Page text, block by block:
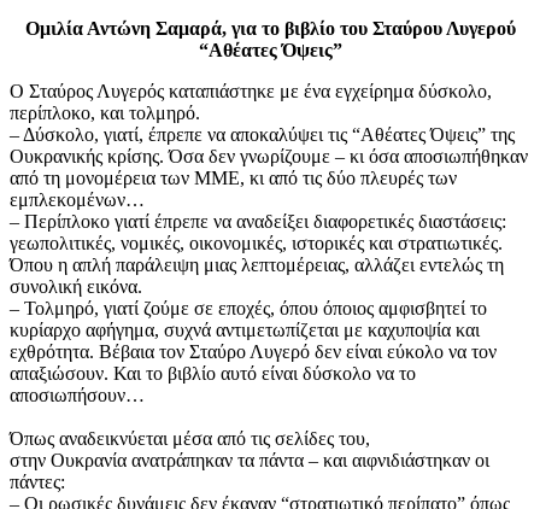
Ομιλία Αντώνη Σαμαρά, για το βιβλίο του Σταύρου Λυγερού
“Αθέατες Όψεις”
​Ο Σταύρος Λυγερός καταπιάστηκε με ένα εγχείρημα δύσκολο,
περίπλοκο, και τολμηρό.
​– Δύσκολο, γιατί, έπρεπε να αποκαλύψει τις “Αθέατες Όψεις” της
Ουκρανικής κρίσης. Όσα δεν γνωρίζουμε – κι όσα αποσιωπήθηκαν
από τη μονομέρεια των ΜΜΕ, κι από τις δύο πλευρές των
εμπλεκομένων…
​– Περίπλοκο γιατί έπρεπε να αναδείξει διαφορετικές διαστάσεις:
γεωπολιτικές, νομικές, οικονομικές, ιστορικές και στρατιωτικές.
Όπου η απλή παράλειψη μιας λεπτομέρειας, αλλάζει εντελώς τη
συνολική εικόνα.
​– Τολμηρό, γιατί ζούμε σε εποχές, όπου όποιος αμφισβητεί το
κυρίαρχο αφήγημα, συχνά αντιμετωπίζεται με καχυποψία και
εχθρότητα. Βέβαια τον Σταύρο Λυγερό δεν είναι εύκολο να τον
απαξιώσουν. Και το βιβλίο αυτό είναι δύσκολο να το
αποσιωπήσουν…
​Όπως αναδεικνύεται μέσα από τις σελίδες του,
στην Ουκρανία ανατράπηκαν τα πάντα – και αιφνιδιάστηκαν οι
πάντες:
​– Οι ρωσικές δυνάμεις δεν έκαναν “στρατιωτικό περίπατο” όπως